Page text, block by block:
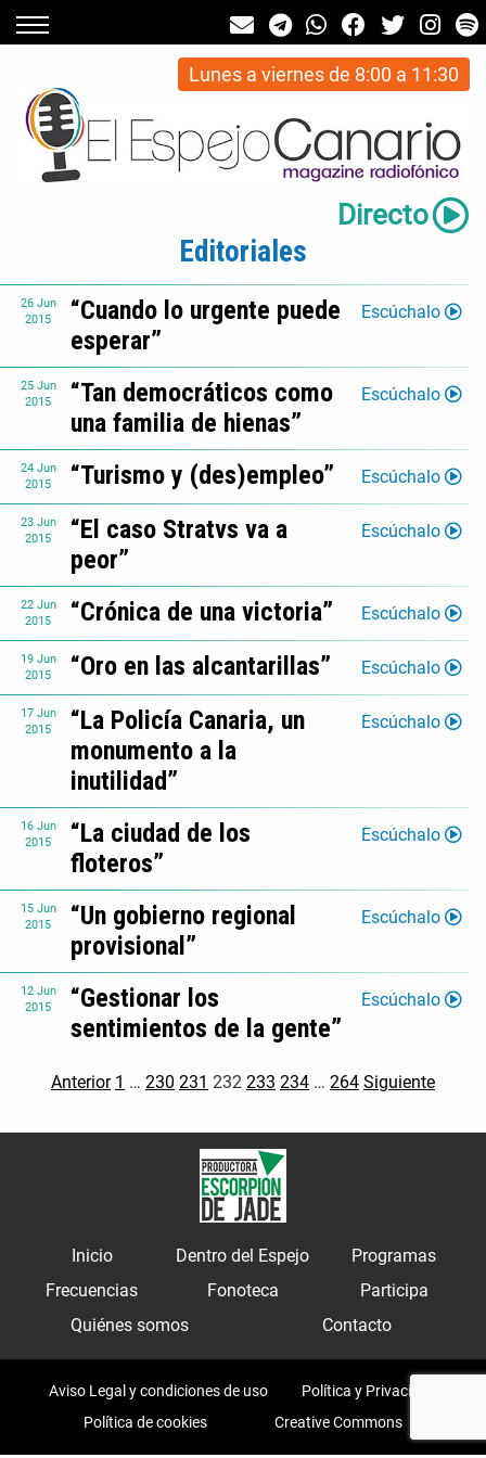
Lunes a viernes de 8:00 a 11:30
Directo
Editoriales
26 Jun
2015
“Cuando lo urgente puede
esperar”
Escúchalo
25 Jun
2015
“Tan democráticos como
una familia de hienas”
Escúchalo
24 Jun
2015
“Turismo y (des)empleo” Escúchalo
23 Jun
2015
“El caso Stratvs va a
peor”
Escúchalo
22 Jun
2015
“Crónica de una victoria” Escúchalo
19 Jun
2015
“Oro en las alcantarillas” Escúchalo
17 Jun
2015
“La Policía Canaria, un
monumento a la
inutilidad”
Escúchalo
16 Jun
2015
“La ciudad de los
floteros”
Escúchalo
15 Jun
2015
“Un gobierno regional
provisional”
Escúchalo
12 Jun
2015
“Gestionar los
sentimientos de la gente”
Escúchalo
Anterior 1 … 230 231 232 233 234 … 264 Siguiente
Inicio Dentro del Espejo
Programas
Frecuencias
Fonoteca
Participa
Quiénes somos
Contacto
Aviso Legal y condiciones de uso
Política y Privacidad
Política de cookies
Creative Commons